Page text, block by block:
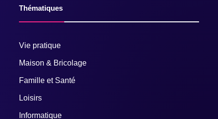
Thématiques
Vie pratique
Maison & Bricolage
Famille et Santé
Loisirs
Informatique